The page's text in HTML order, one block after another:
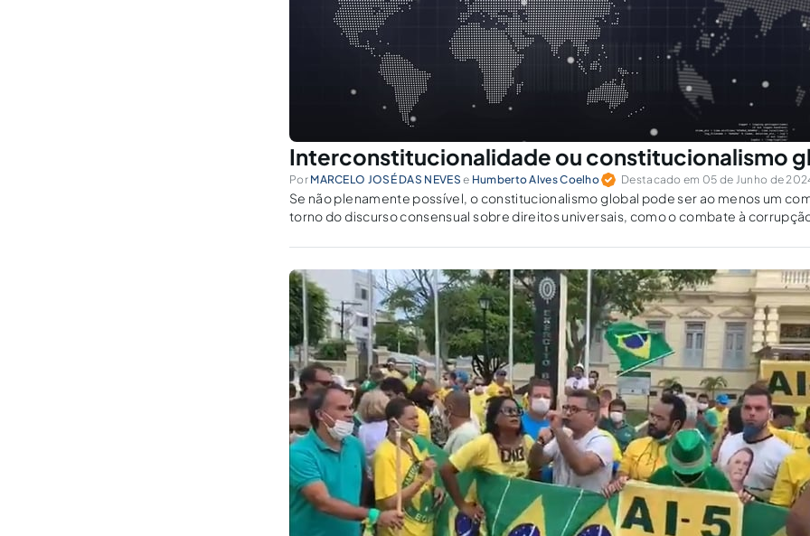
Interconstitucionalidade ou constitucionalismo
Por MARCELO JOSÉ DAS NEVES e Humberto Alves Coelho Destacado em 05 de Junho de
Se não plenamente possível, o constitucionalismo global pode ser ao menos um
torno do discurso consensual sobre direitos universais, como o combate à